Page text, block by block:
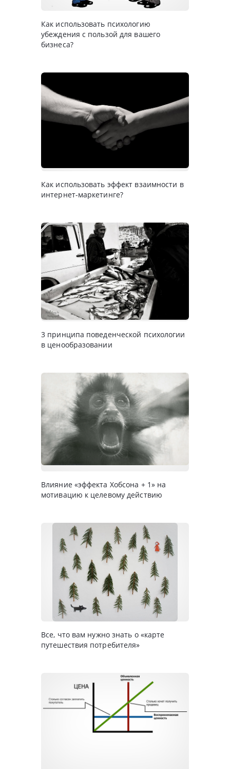
Как использовать психологию
убеждения с пользой для вашего
бизнеса?
Как использовать эффект взаимности в
интернет-маркетинге?
3 принципа поведенческой психологии
в ценообразовании
Влияние «эффекта Хобсона + 1» на
мотивацию к целевому действию
Все, что вам нужно знать о «карте
путешествия потребителя»